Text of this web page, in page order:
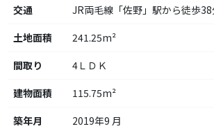
交通
JR両毛線「佐野」駅から徒歩
土地面積
241.25m²
間取り
4ＬＤＫ
建物面積
115.75m²
築年月
2019年9 月